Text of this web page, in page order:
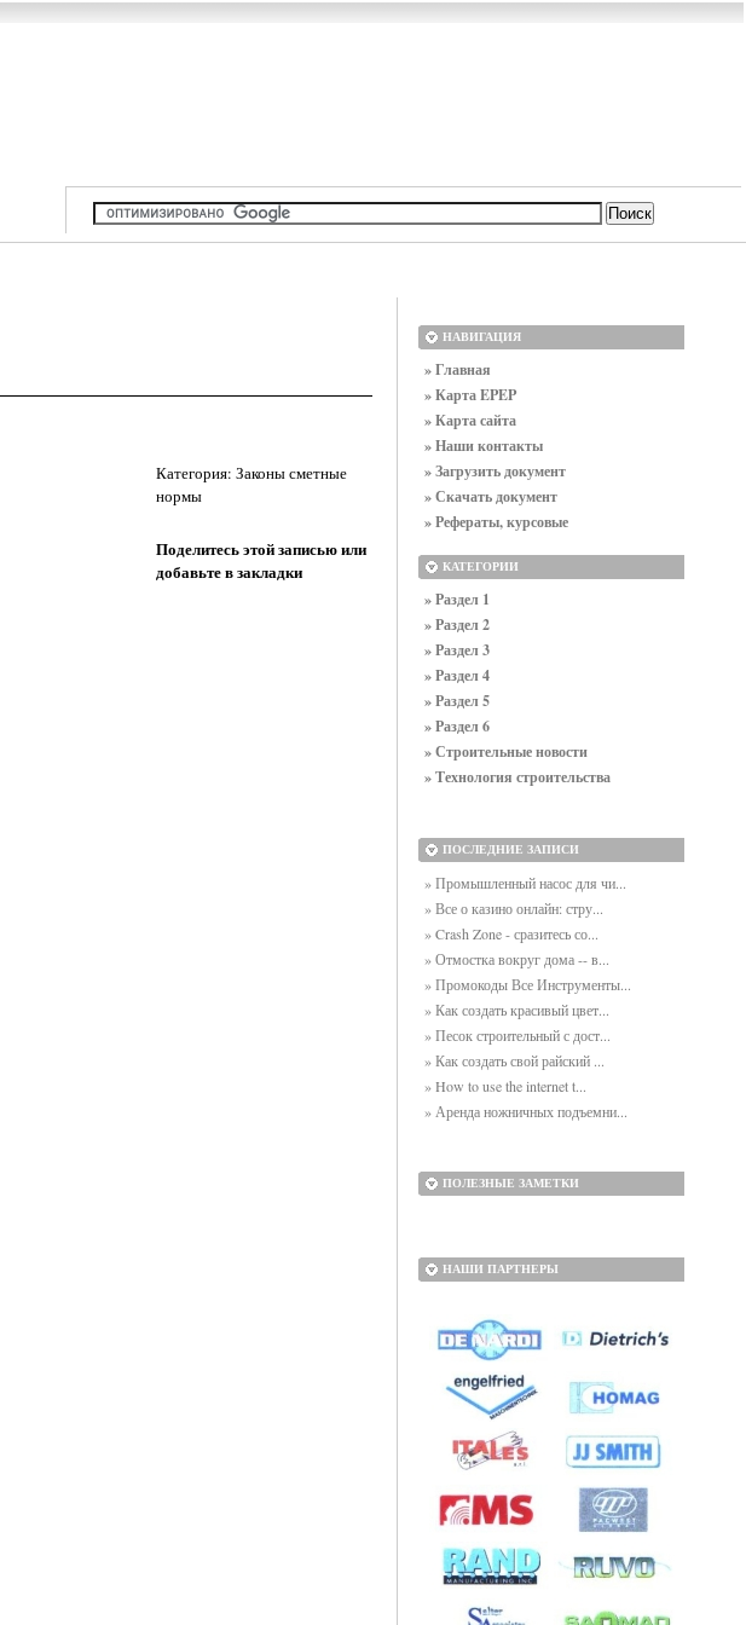
Категория: Законы сметные
нормы
Поделитесь этой записью или
добавьте в закладки
НАВИГАЦИЯ
» Главная
» Карта EPEP
» Карта сайта
» Наши контакты
» Загрузить документ
» Скачать документ
» Рефераты, курсовые
КАТЕГОРИИ
» Раздел 1
» Раздел 2
» Раздел 3
» Раздел 4
» Раздел 5
» Раздел 6
» Строительные новости
» Технология строительства
ПОСЛЕДНИЕ ЗАПИСИ
» Промышленный насос для чи...
» Все о казино онлайн: стру...
» Crash Zone - сразитесь со...
» Отмостка вокруг дома -- в...
» Промокоды Все Инструменты...
» Как создать красивый цвет...
» Песок строительный с дост...
» Как создать свой райский ...
» How to use the internet t...
» Аренда ножничных подъемни...
ПОЛЕЗНЫЕ ЗАМЕТКИ
НАШИ ПАРТНЕРЫ